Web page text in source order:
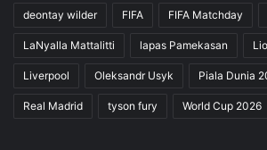
deontay wilder FIFA FIFA Matchday
LaNyalla Mattalitti lapas Pamekasan
Liverpool Oleksandr Usyk Piala Dunia
Real Madrid tyson fury World Cup 2026